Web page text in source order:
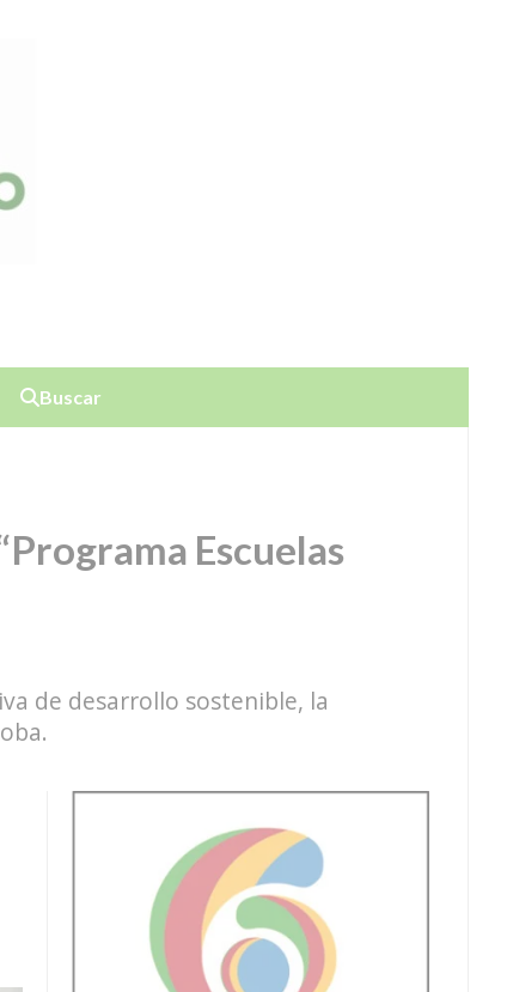
Buscar
Escuelas
de desarrollo sostenible, la